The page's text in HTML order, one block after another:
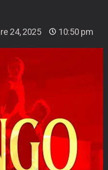
24, 2025 10:50 pm